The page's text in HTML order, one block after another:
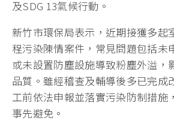
及SDG 13氣候行動。
新竹市環保局表示，近期接獲多起
程污染陳情案件，常見問題包括未
或未設置防塵設施導致粉塵外溢，
品質。雖經稽查及輔導後多已完成
工前依法申報並落實污染防制措施
事先避免。